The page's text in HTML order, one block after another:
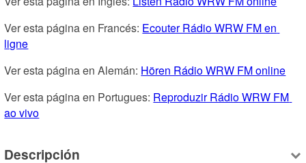
Ver esta página en Francés: Ecouter Rádio WRW FM en
ligne
Ver esta página en Alemán: Hören Rádio WRW FM online
Ver esta página en Portugues: Reproduzir Rádio WRW FM
ao vivo
Descripción